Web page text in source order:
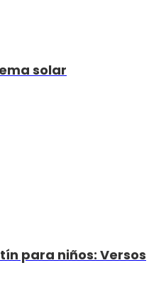
solar
para niños: Versos